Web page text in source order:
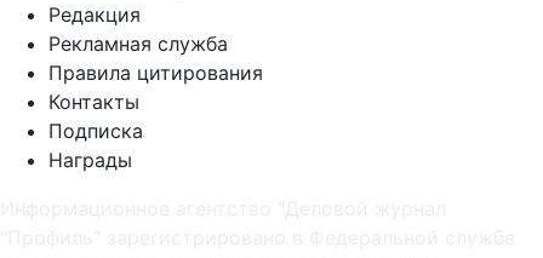
Редакция
Рекламная служба
Правила цитирования
Контакты
Подписка
Награды